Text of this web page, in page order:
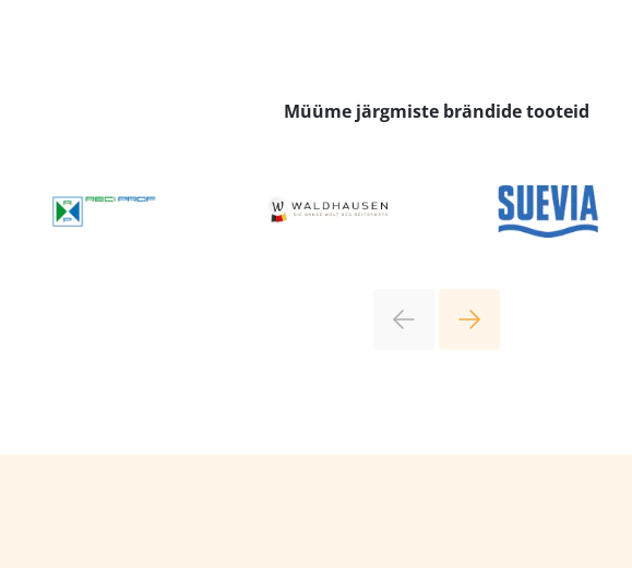
Müüme järgmiste brändide tooteid